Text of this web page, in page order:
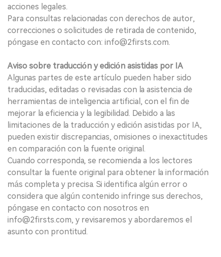
acciones legales.
Para consultas relacionadas con derechos de autor,
correcciones o solicitudes de retirada de contenido,
póngase en contacto con: info@2firsts.com.
Aviso sobre traducción y edición asistidas por IA
Algunas partes de este artículo pueden haber sido
traducidas, editadas o revisadas con la asistencia de
herramientas de inteligencia artificial, con el fin de
mejorar la eficiencia y la legibilidad. Debido a las
limitaciones de la traducción y edición asistidas por IA,
pueden existir discrepancias, omisiones o inexactitudes
en comparación con la fuente original.
Cuando corresponda, se recomienda a los lectores
consultar la fuente original para obtener la información
más completa y precisa. Si identifica algún error o
considera que algún contenido infringe sus derechos,
póngase en contacto con nosotros en
info@2firsts.com, y revisaremos y abordaremos el
asunto con prontitud.